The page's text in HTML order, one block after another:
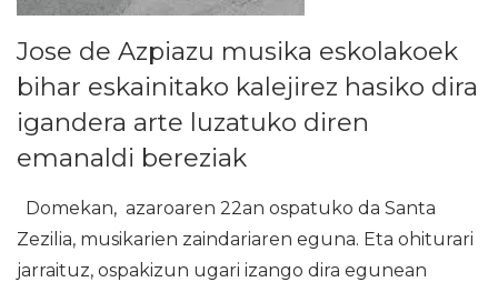
Jose de Azpiazu musika eskolakoek
bihar eskainitako kalejirez hasiko dira
igandera arte luzatuko diren
emanaldi bereziak
Domekan, azaroaren 22an ospatuko da Santa
Zezilia, musikarien zaindariaren eguna. Eta ohiturari
jarraituz, ospakizun ugari izango dira egunean